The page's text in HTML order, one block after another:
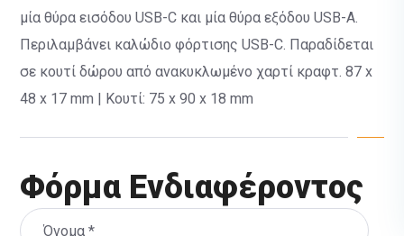
μία θύρα εισόδου USB-C και μία θύρα εξόδου USB-A.
Περιλαμβάνει καλώδιο φόρτισης USB-C. Παραδίδεται
σε κουτί δώρου από ανακυκλωμένο χαρτί κραφτ. 87 x
48 x 17 mm | Κουτί: 75 x 90 x 18 mm
Φόρμα Ενδιαφέροντος